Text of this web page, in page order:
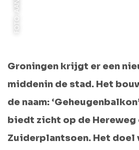
Groningen krijgt er een
middenin de stad. Het
de naam:
biedt zicht op de Hereweg
Zuiderplantsoen. Het doel